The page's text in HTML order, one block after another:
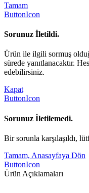
Tamam
ButtonIcon
Sorunuz İletildi.
Ürün ile ilgili sormuş
sürede yanıtlanacaktır.
edebilirsiniz.
Kapat
ButtonIcon
Sorunuz İletilemedi.
Bir sorunla karşılaşıldı,
Tamam, Anasayfaya Dön
ButtonIcon
Ürün Açıklamaları